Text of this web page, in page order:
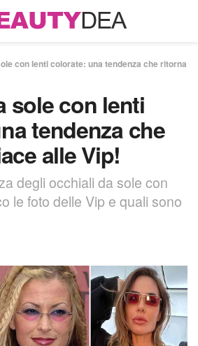
con lenti colorate: una tendenza che ritorna
sole con lenti
tendenza che
alle Vip!
degli occhiali da sole con
le foto delle Vip e quali sono